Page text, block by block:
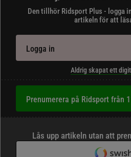
Den tillhör Ridsport Plus - logga
artikeln för att
Logga in
Aldrig skapat ett
Prenumerera på Ridsport från